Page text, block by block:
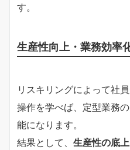
す。
生産性向上・業務効率
リスキリングによって社
操作を学べば、定型業務
能になります。
結果として、 生産性の底